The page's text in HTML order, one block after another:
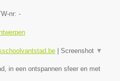
nr: -
| Screenshot ▼
in een ontspannen sfeer en met